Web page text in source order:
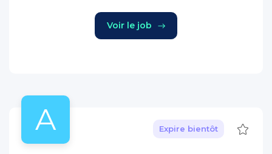
Voir le job
A Expire bientôt